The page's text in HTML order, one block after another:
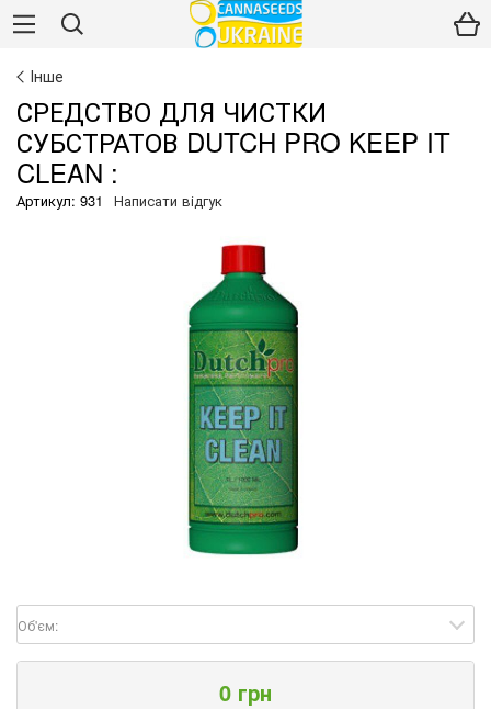
Інше
СРЕДСТВО ДЛЯ ЧИСТКИ
СУБСТРАТОВ DUTCH PRO KEEP IT
CLEAN :
Артикул: 931 Написати відгук
Об'єм:
0 грн